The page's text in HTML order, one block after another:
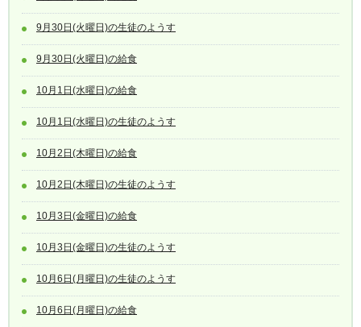
9月30日(火曜日)の生徒のようす
9月30日(火曜日)の給食
10月1日(水曜日)の給食
10月1日(水曜日)の生徒のようす
10月2日(木曜日)の給食
10月2日(木曜日)の生徒のようす
10月3日(金曜日)の給食
10月3日(金曜日)の生徒のようす
10月6日(月曜日)の生徒のようす
10月6日(月曜日)の給食